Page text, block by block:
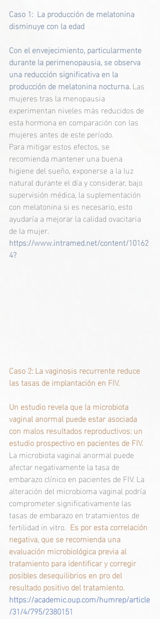
Caso 1: La producción de melatonina
disminuye con la edad
Con el envejecimiento, particularmente
durante la perimenopausia, se observa
una reducción significativa en la
producción de melatonina nocturna. Las
mujeres tras la menopausia
experimentan niveles más reducidos de
esta hormona en comparación con las
mujeres antes de este período.
Para mitigar estos efectos, se
recomienda mantener una buena
higiene del sueño, exponerse a la luz
natural durante el día y considerar, bajo
supervisión médica, la suplementación
con melatonina si es necesario, esto
ayudaría a mejorar la calidad ovacitaria
de la mujer.
https://www.intramed.net/content/10162
4?
Caso 2: La vaginosis recurrente reduce
las tasas de implantación en FIV.
Un estudio revela que la microbiota
vaginal anormal puede estar asociada
con malos resultados reproductivos: un
estudio prospectivo en pacientes de FIV.
La microbiota vaginal anormal puede
afectar negativamente la tasa de
embarazo clínico en pacientes de FIV. La
alteración del microbioma vaginal podría
comprometer significativamente las
tasas de embarazo en tratamientos de
fertilidad in vitro.
  Es por esta correlación
negativa, que se recomienda una
evaluación microbiológica previa al
tratamiento para identificar y corregir
posibles desequilibrios en pro del
resultado positivo del tratamiento.
https://academic.oup.com/humrep/article
/31/4/795/2380151